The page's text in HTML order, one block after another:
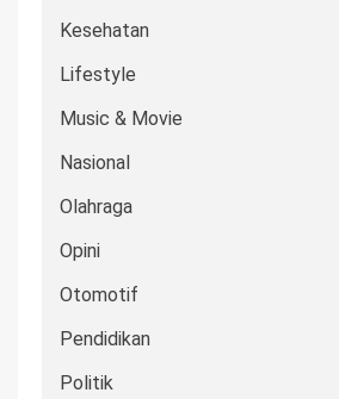
Kesehatan
Lifestyle
Music & Movie
Nasional
Olahraga
Opini
Otomotif
Pendidikan
Politik